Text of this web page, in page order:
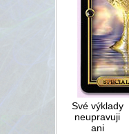
Své výklady
neupravuji
ani